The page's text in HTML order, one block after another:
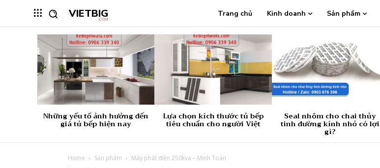
VIETBIG
.COM
Trang chủ Kinh doanh Sản phẩm
Những yếu tố ảnh hưởng đến
giá tủ bếp hiện nay
Lựa chọn kích thước tủ bếp
tiêu chuẩn cho người Việt
Seal nhôm cho chai thủy
tinh đường kính nhỏ có lợi
gì?
Home Sản phẩm Máy phát điện 250kva – Minh Toàn